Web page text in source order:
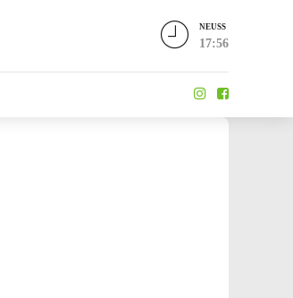
NEUSS
17:56